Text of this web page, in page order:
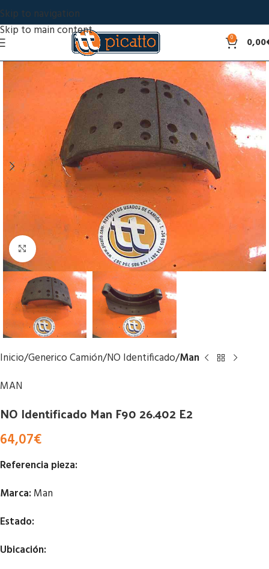
Skip to navigation
Skip to main content
0 0,00
Click to enlarge
Inicio Generico Camión NO Identificado Man
MAN
NO Identificado Man F90 26.402 E2
64,07€
Referencia pieza:
Marca: Man
Estado:
Ubicación: